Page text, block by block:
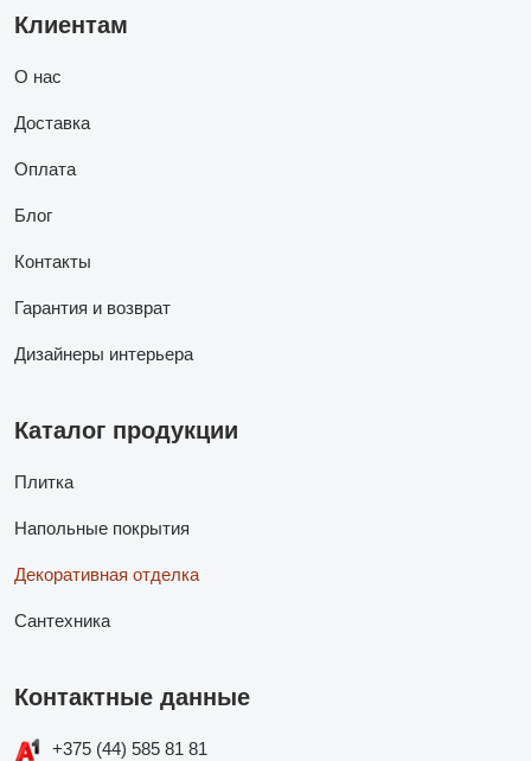
Клиентам
О нас
Доставка
Оплата
Блог
Контакты
Гарантия и возврат
Дизайнеры интерьера
Каталог продукции
Плитка
Напольные покрытия
Декоративная отделка
Сантехника
Контактные данные
+375 (44) 585 81 81